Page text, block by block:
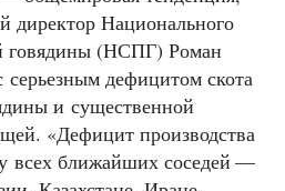
директор Национального
говядины (НСПГ) Роман
дефицитом скота
и существенной
«Дефицит производства
всех ближайших соседей —